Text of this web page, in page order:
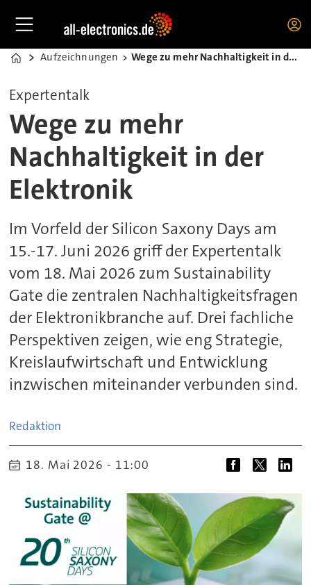
Home
Aufzeichnungen Wege zu mehr Nachhaltigkeit in der Elektronik
Expertentalk
Wege zu mehr
Nachhaltigkeit in der
Elektronik
Im Vorfeld der Silicon Saxony Days am
15.-17. Juni 2026 griff der Expertentalk
vom 18. Mai 2026 zum Sustainability
Gate die zentralen Nachhaltigkeitsfragen
der Elektronikbranche auf. Drei fachliche
Perspektiven zeigen, wie eng Strategie,
Kreislaufwirtschaft und Entwicklung
inzwischen miteinander verbunden sind.
Redaktion
18. Mai 2026 - 11:00